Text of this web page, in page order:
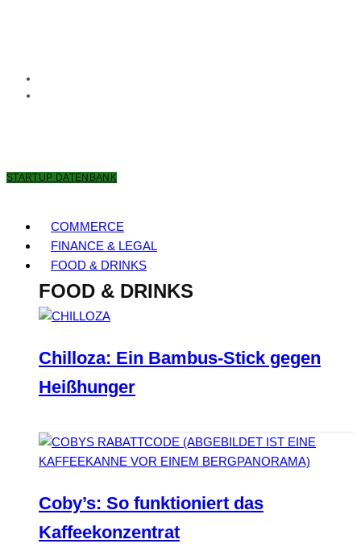
STARTUP DATENBANK
COMMERCE
FINANCE & LEGAL
FOOD & DRINKS
FOOD & DRINKS
Chilloza: Ein Bambus-Stick gegen
Heißhunger
Coby’s: So funktioniert das
Kaffeekonzentrat